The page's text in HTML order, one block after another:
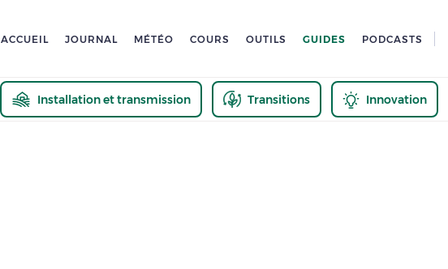
ACCUEIL JOURNAL MÉTÉO COURS OUTILS GUIDES PODCASTS
Installation et transmission Transitions Innovation